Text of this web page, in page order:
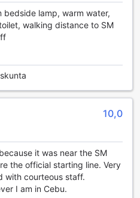
joka takaa
Olitpa sitten
Sugbutel Family
ovat kunnossa ja
tai liiketoimintaasi.
Mukavuudet
vierailleen nykyaikaisia ja
on kaikki tarvittavat
kuuma tahansa. Lisäksi
televisio, joka tarjoaa
jotta voit
elokuvistasi rentouttavina
bedside lamp, warm water,
walking distance to SM
10,0
it was near the SM
the official starting line. Very
with courteous staff.
I am in Cebu.